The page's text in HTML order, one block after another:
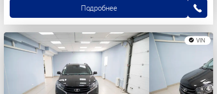
Подробнее
VIN